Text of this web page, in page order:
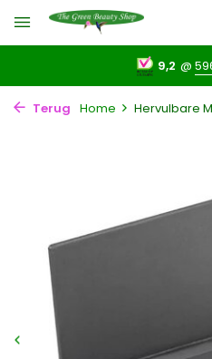
9,2 @
Terug Home Hervulbare